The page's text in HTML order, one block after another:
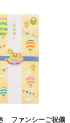
ファンシーご祝儀